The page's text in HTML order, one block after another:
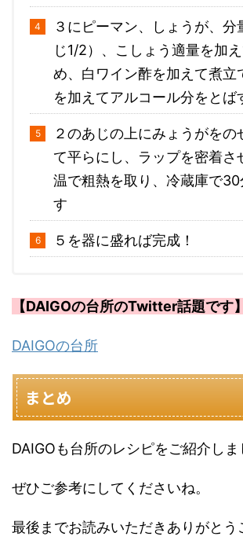
３にピーマン、しょうが、分
じ1/2）、こしょう適量を加
め、白ワイン酢を加えて煮立
を加えてアルコール分をとば
２のあじの上にみょうがをの
て平らにし、ラップを密着さ
温で粗熱を取り、冷蔵庫で
す
５を器に盛れば完成！
【DAIGOの台所のTwitter話題です】
DAIGOの台所
まとめ
DAIGOも台所のレシピをご紹介しま
ぜひご参考にしてくださいね。
最後までお読みいただきありがとう